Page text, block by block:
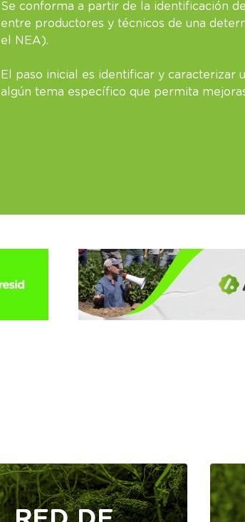
Se conforma a partir de la identificación
entre productores y técnicos de una
el NEA).
El paso inicial es identificar y caracterizar
algún tema específico que permita